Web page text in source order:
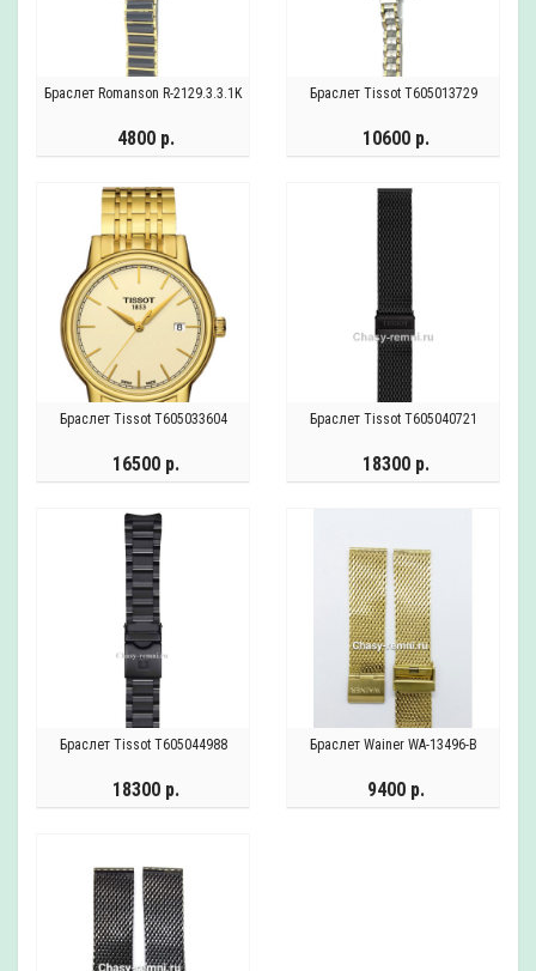
Браслет Romanson R-2129.3.3.1K
4800 р.
Браслет Tissot T605013729
10600 р.
Браслет Tissot T605033604
16500 р.
Браслет Tissot T605040721
18300 р.
Браслет Tissot T605044988
18300 р.
Браслет Wainer WA-13496-B
9400 р.